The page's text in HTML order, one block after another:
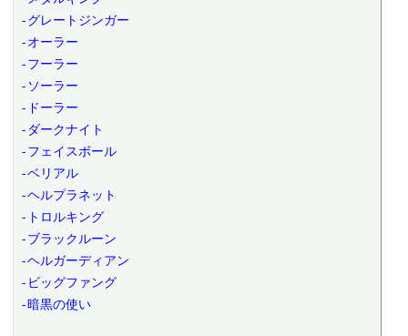
-グレートジンガー
-オーラー
-フーラー
-ソーラー
-ドーラー
-ダークナイト
-フェイスボール
-ベリアル
-ヘルプラネット
-トロルキング
-ブラックルーン
-ヘルガーディアン
-ビッグファング
-暗黒の使い